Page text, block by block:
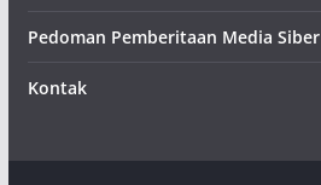
Pedoman Pemberitaan Media Siber
Kontak